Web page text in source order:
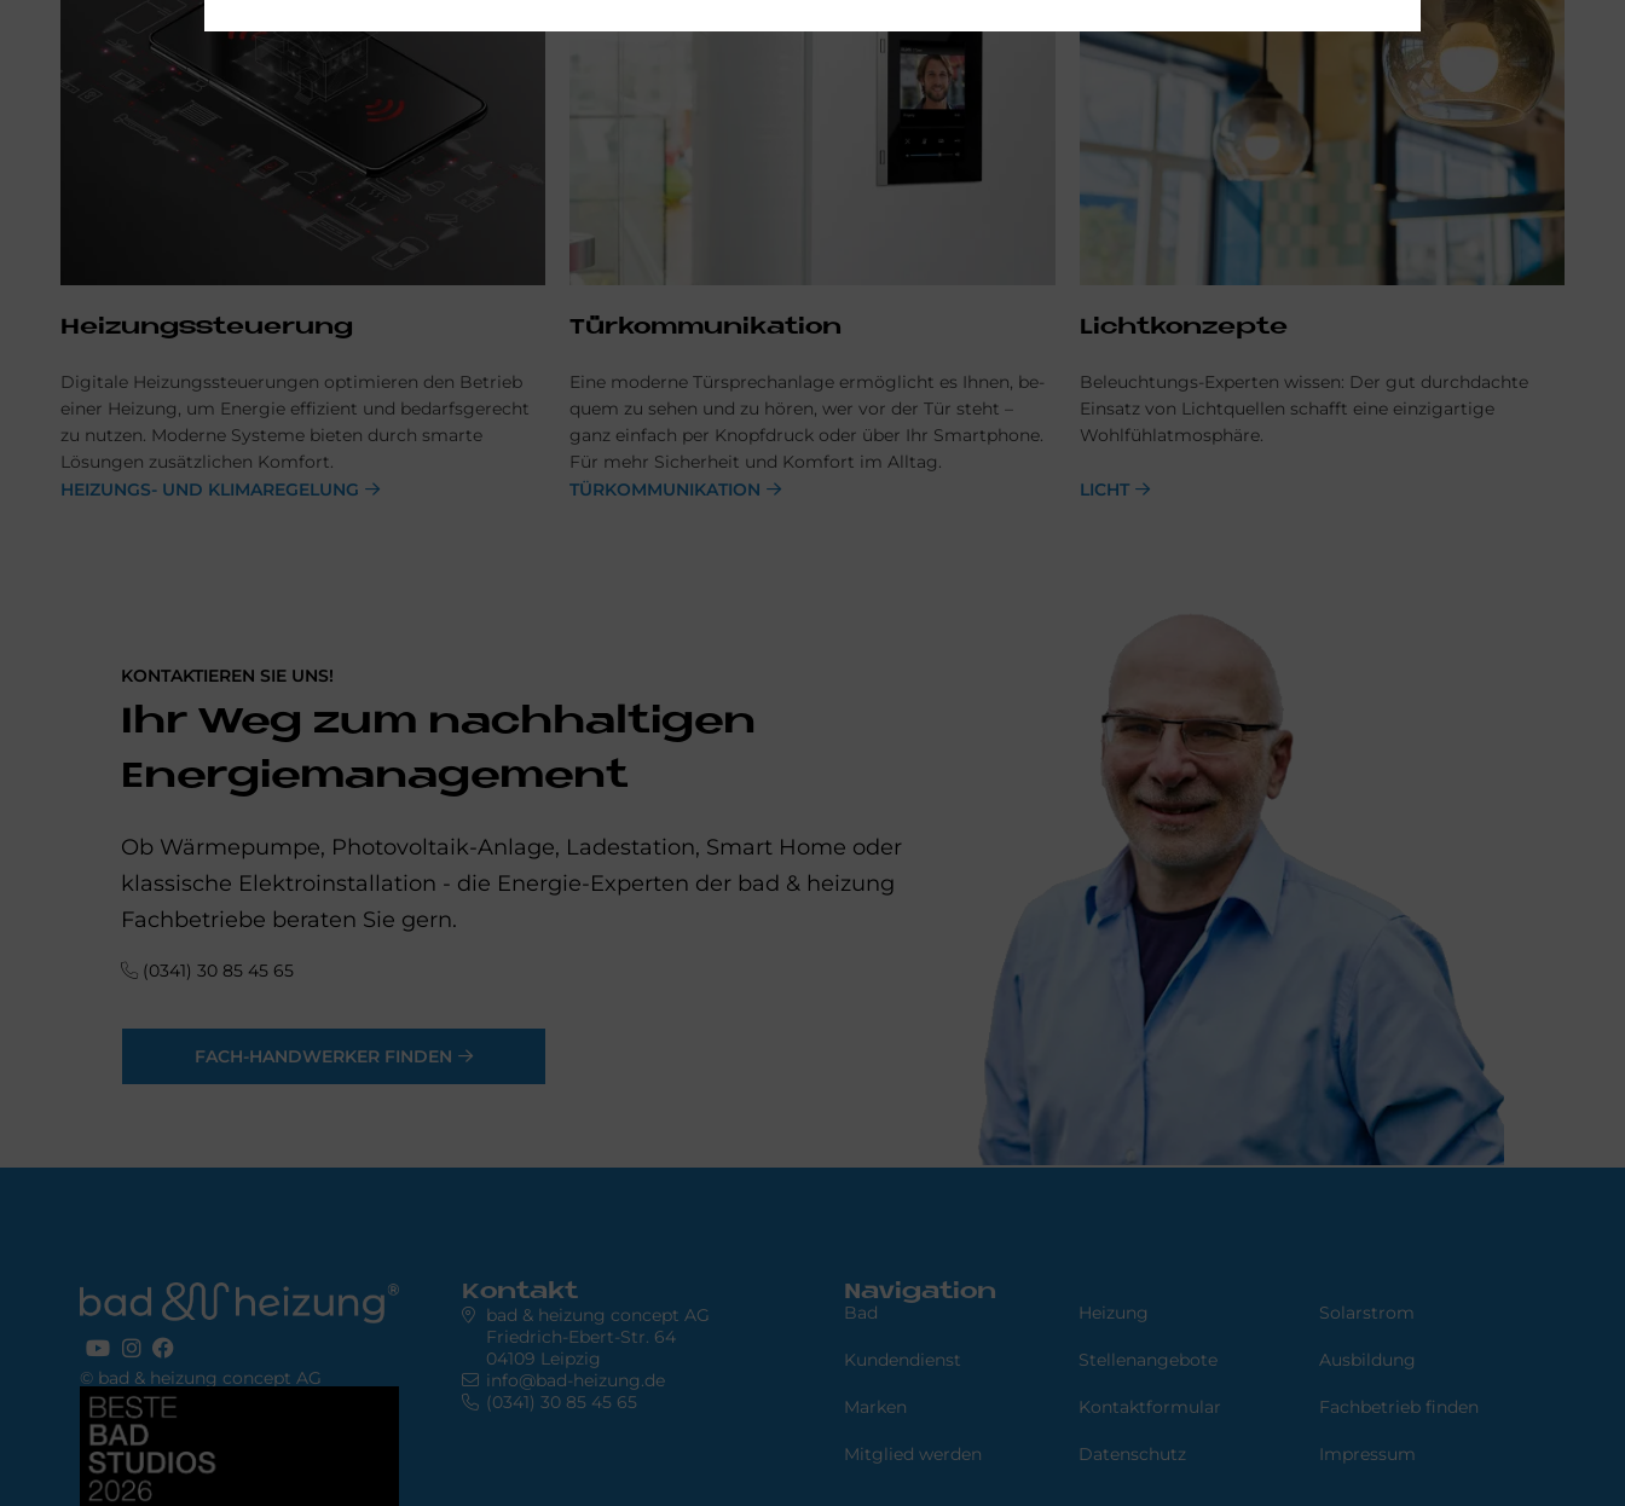
Hei­zungs­steue­rung
Digitale Heizungssteuerungen optimieren den Betrieb
einer Heizung, um Energie effizient und bedarfsgerecht
zu nutzen. Moderne Systeme bieten durch smarte
Lösungen zusätzlichen Komfort.
HEIZUNGS- UND KLIMAREGELUNG
Tür­kom­mu­ni­ka­ti­on
Eine moderne Türsprechanlage er­mög­licht es Ihnen, be­
quem zu sehen und zu hören, wer vor der Tür steht –
ganz ein­fach per Knopf­druck oder über Ihr Smart­phone.
Für mehr Sicher­heit und Komfort im Alltag.
TÜRKOMMUNIKATION
Licht­kon­zep­te
Beleuchtungs-Experten wissen: Der gut durchdachte
Einsatz von Lichtquellen schafft eine einzigartige
Wohlfühlatmosphäre.
LICHT
KONTAKTIEREN SIE UNS!
Ihr Weg zum nachhaltigen
Energiemanagement
Ob Wärmepumpe, Photovoltaik-Anlage, Ladestation, Smart Home oder
klassische Elektroinstallation - die Energie-Experten der bad & heizung
Fachbetriebe beraten Sie gern.
(0341) 30 85 45 65
FACH-HANDWERKER FINDEN
© bad & heizung concept AG
Bild
Kontakt
bad & heizung concept AG
Friedrich-Ebert-Str. 64
04109 Leipzig
info@bad-heizung.de
(0341) 30 85 45 65
Navigation
Bad Heizung Solarstrom
Kundendienst Stellenangebote Ausbildung
Marken Kontaktformular Fachbetrieb finden
Mitglied werden Datenschutz Impressum